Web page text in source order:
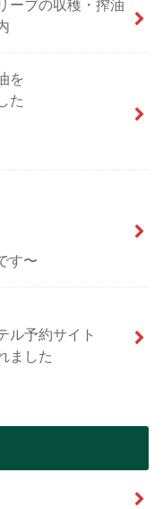
ーブの収穫・搾油
を
た
す〜
ル予約サイト
ました